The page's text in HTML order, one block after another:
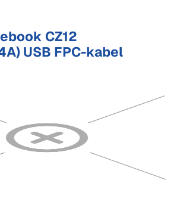
CZ12
USB FPC-kabel